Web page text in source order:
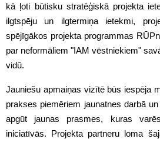
kā ļoti būtisku stratēģiskā projekta
ilgtspēju un ilgtermiņa ietekmi,
spējīgākos projekta programmas
par neformāliem "IAM vēstniekiem"
vidū.
Jauniešu apmaiņas vizītē būs iespēja
prakses piemēriem jaunatnes darbā
apgūt jaunas prasmes, kuras
iniciatīvās. Projekta partneru loma